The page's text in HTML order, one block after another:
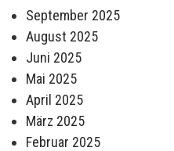
September 2025
August 2025
Juni 2025
Mai 2025
April 2025
März 2025
Februar 2025